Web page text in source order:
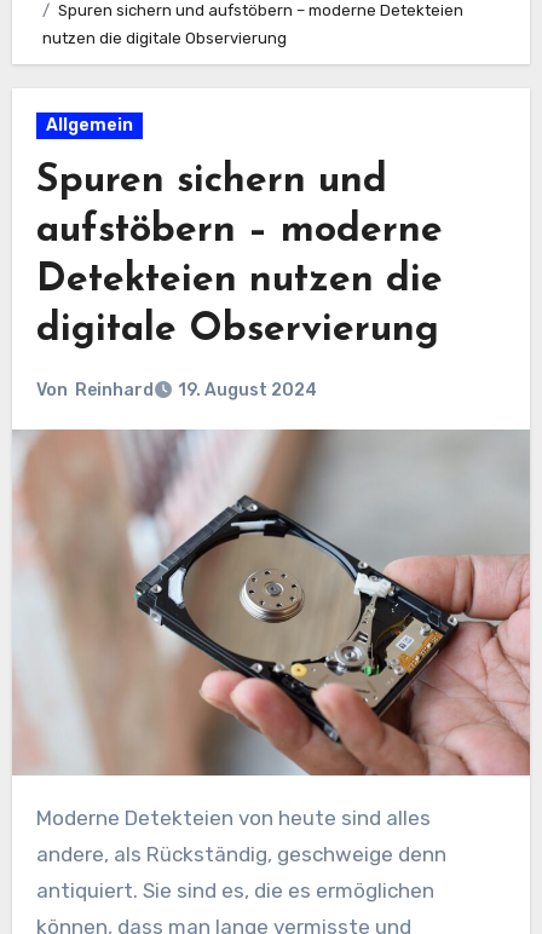
Spuren sichern und aufstöbern – moderne Detekteien
nutzen die digitale Observierung
Allgemein
Spuren sichern und
aufstöbern – moderne
Detekteien nutzen die
digitale Observierung
Von Reinhard 19. August 2024
Moderne Detekteien von heute sind alles
andere, als Rückständig, geschweige denn
antiquiert. Sie sind es, die es ermöglichen
können, dass man lange vermisste und